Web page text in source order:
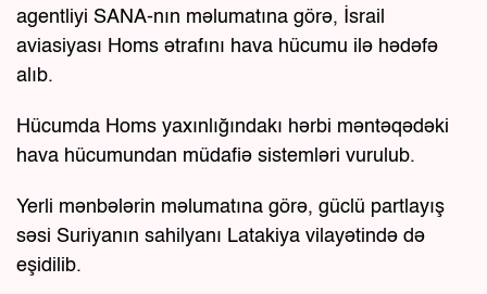
agentliyi SANA-nın məlumatına görə, İsrail
aviasiyası Homs ətrafını hava hücumu ilə hədəfə
alıb.
Hücumda Homs yaxınlığındakı hərbi məntəqədəki
hava hücumundan müdafiə sistemləri vurulub.
Yerli mənbələrin məlumatına görə, güclü partlayış
səsi Suriyanın sahilyanı Latakiya vilayətində də
eşidilib.